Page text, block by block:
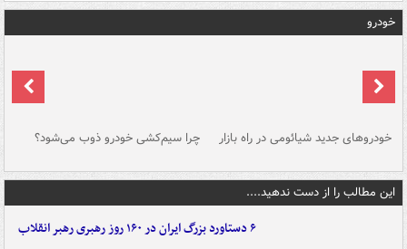
خودرو
خودروهای جدید شیائومی در راه بازار چرا سیم‌کشی خودرو ذوب می‌شود؟
این مطالب را از دست ندهید....
۶ دستاورد بزرگ ایران در ۱۶۰ روز رهبری رهبر انقلاب